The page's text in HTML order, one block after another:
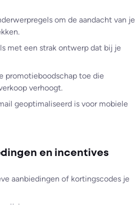
om de aandacht van je
met een strak ontwerp dat bij je
promotieboodschap toe die
verhoogt.
geoptimaliseerd is voor mobiele
en incentives
aanbiedingen of kortingscodes je